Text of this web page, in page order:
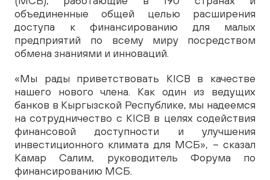
объединенные общей целью расширения
доступа к финансированию для малых
предприятий по всему миру посредством
обмена знаниями и инноваций.
«Мы рады приветствовать KICB в качестве
нашего нового члена. Как один из ведущих
банков в Кыргызской Республике, мы надеемся
на сотрудничество с KICB в целях содействия
финансовой доступности и улучшения
инвестиционного климата для МСБ», – сказал
Камар Салим, руководитель Форума по
финансированию МСБ.